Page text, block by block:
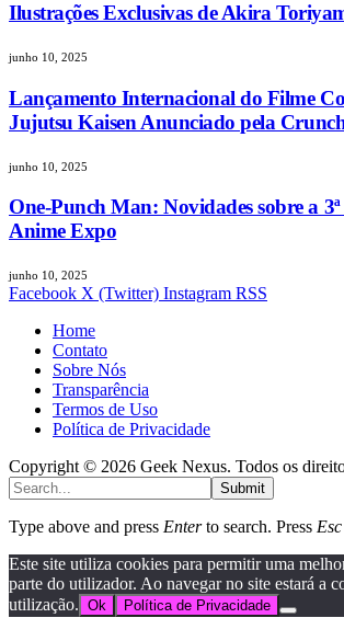
Ilustrações Exclusivas de Akira
junho 10, 2025
Lançamento Internacional do Filme
Jujutsu Kaisen Anunciado pela
junho 10, 2025
One-Punch Man: Novidades sobre a
Anime Expo
junho 10, 2025
Facebook X (Twitter) Instagram RSS
Home
Contato
Sobre Nós
Transparência
Termos de Uso
Política de Privacidade
Copyright © 2026 Geek Nexus. Todos os
Submit
Type above and press Enterto search. Press Esc
Este site utiliza cookies para permitir uma
parte do utilizador. Ao navegar no site estará a
utilização. Ok Política de Privacidade